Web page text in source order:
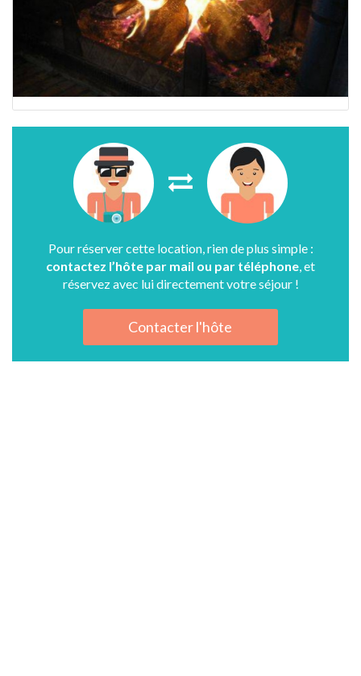
Pour réserver cette location, rien de plus simple :
contactez l’hôte par mail ou par téléphone , et
réservez avec lui directement votre séjour !
Contacter l'hôte